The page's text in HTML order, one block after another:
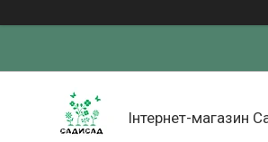
Інтернет-магазин